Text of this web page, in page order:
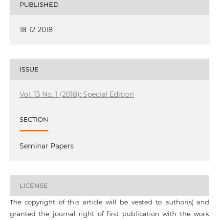
PUBLISHED
18-12-2018
ISSUE
Vol. 13 No. 1 (2018): Special Edition
SECTION
Seminar Papers
LICENSE
The copyright of this article will be vested to author(s) and
granted the journal right of first publication with the work